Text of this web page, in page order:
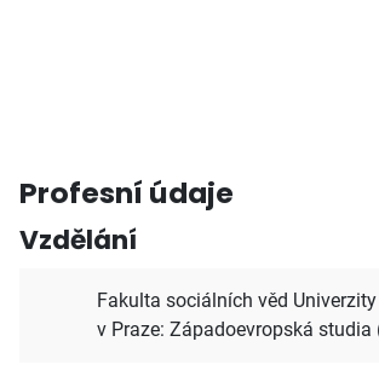
Profesní údaje
Vzdělání
Fakulta sociálních věd
v Praze: Západoevropská studia